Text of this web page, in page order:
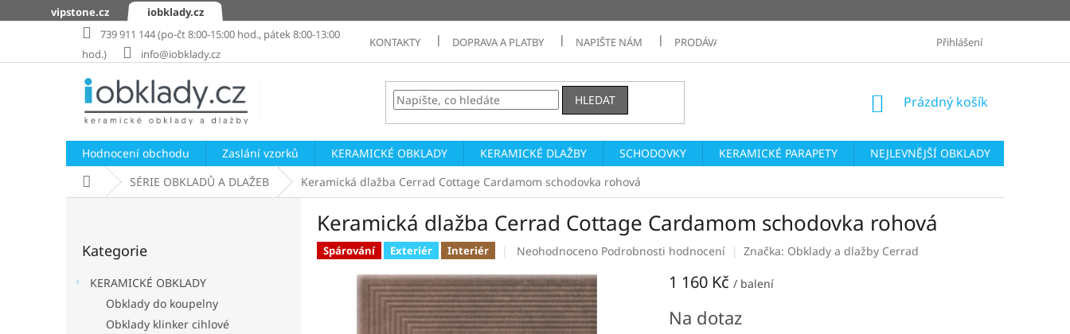
na
vipstone.cz
iobklady.cz
739 911 144 (po-čt 8:00-15:00 hod., pátek 8:00-13:00
hod.)
info@iobklady.cz
KONTAKTY DOPRAVA A PLATBY NAPIŠTE NÁM PRODÁVANÉ ZNAČKY ZASLÁNÍ VZORKŮ
Přihlášení
HLEDAT
NÁKUPNÍ
Prázdný košík
Hodnocení obchodu Zaslání vzorků KERAMICKÉ OBKLADY KERAMICKÉ DLAŽBY SCHODOVKY KERAMICKÉ PARAPETY NEJLEVNĚJŠÍ OBKLADY
Domů SÉRIE OBKLADŮ A DLAŽEB Keramická dlažba Cerrad Cottage Cardamom schodovka rohová
kategorie
Kategorie
KERAMICKÉ OBKLADY
Obklady do koupelny
Obklady klinker cihlové
Keramická dlažba Cerrad Cottage Cardamom schodovka rohová
Spárování Exteriér Interiér
Průměrné
produktu
je
0,0
z
Neohodnoceno Podrobnosti hodnocení Značka: Obklady a dlažby Cerrad
1 160 Kč / balení
cena:
Na dotaz